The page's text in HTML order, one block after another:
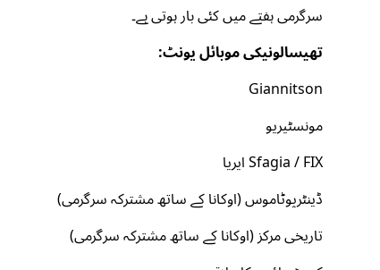
سرگرمی ہفتے میں کئی بار ہوتی ہے۔
تھیسالونیکی موبائل یونٹ:
Giannitson
مونسٹیریو
Sfagia / FIX ایریا
ڈینٹرپوٹاموس (اوکانا کے ساتھ مشترکہ سرگرمی)
تاریخی مرکز (اوکانا کے ساتھ مشترکہ سرگرمی)